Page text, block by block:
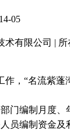
05
术有限公司 |
作，“名流紫
门编制月度、
员编制资金及